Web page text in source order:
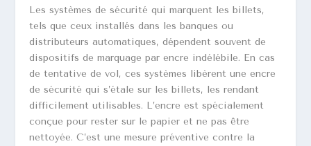
Les systèmes de sécurité qui marquent les billets,
tels que ceux installés dans les banques ou
distributeurs automatiques, dépendent souvent de
dispositifs de marquage par encre indélébile. En cas
de tentative de vol, ces systèmes libèrent une encre
de sécurité qui s’étale sur les billets, les rendant
difficilement utilisables. L’encre est spécialement
conçue pour rester sur le papier et ne pas être
nettoyée. C’est une mesure préventive contre la